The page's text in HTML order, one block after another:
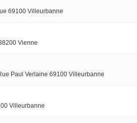
69100 Villeurbanne
Vienne
Paul Verlaine 69100 Villeurbanne
Villeurbanne